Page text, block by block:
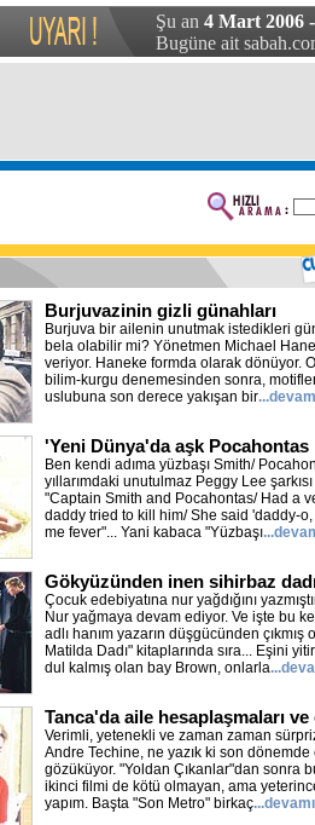
Şu an 4 Mart 2006
Bugüne ait
Burjuvazinin gizli günahları
Burjuva bir ailenin unutmak istedikleri
bela olabilir mi? Yönetmen Michael
veriyor. Haneke formda olarak dönüyor.
bilim-kurgu denemesinden sonra,
uslubuna son derece yakışan bir
'Yeni Dünya'da aşk Pocahontas
Ben kendi adıma yüzbaşı Smith/
yıllarımdaki unutulmaz Peggy Lee
"Captain Smith and Pocahontas/ Had a
daddy tried to kill him/ She said 'daddy-
me fever"... Yani kabaca "Yüzbaşı
Gökyüzünden inen sihirbaz
Çocuk edebiyatına nur yağdığını
Nur yağmaya devam ediyor. Ve işte bu
adlı hanım yazarın düşgücünden
Matilda Dadı" kitaplarında sıra... Eşini
dul kalmış olan bay Brown, onlarla
Tanca'da aile hesaplaşmaları
Verimli, yetenekli ve zaman zaman
Andre Techine, ne yazık ki son dönemde
gözüküyor. "Yoldan Çıkanlar"dan sonra
ikinci filmi de kötü olmayan, ama
yapım. Başta "Son Metro" birkaç...devamı